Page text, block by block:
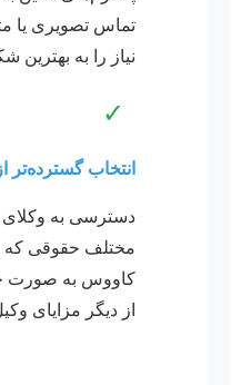
تماس تصویری یا
نیاز را به
✓
انتخاب
دسترسی به
مختلف حقوقی که
کاووس به صورت
از دیگر مزایای